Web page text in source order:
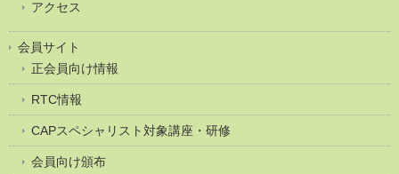
アクセス
会員サイト
正会員向け情報
RTC情報
CAPスペシャリスト対象講座・研修
会員向け頒布